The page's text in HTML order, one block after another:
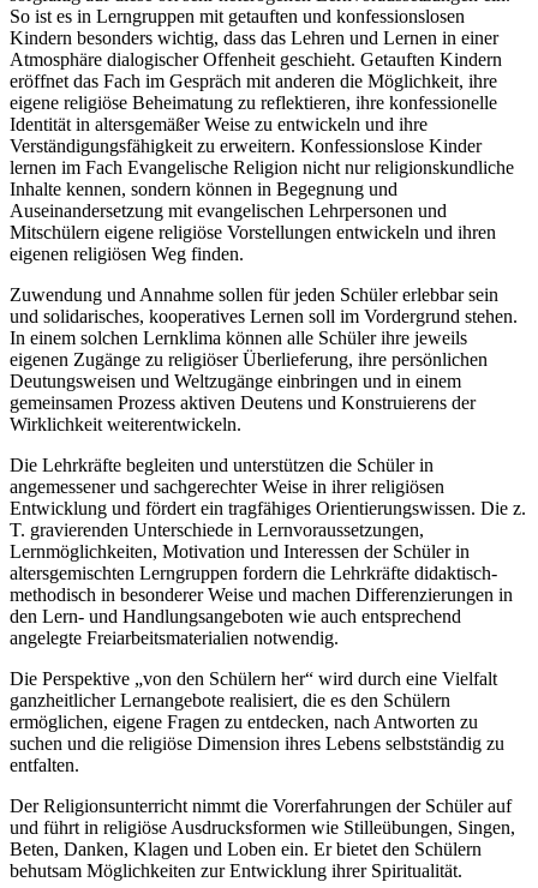
So ist es in Lerngruppen mit getauften und konfessionslosen
Kindern besonders wichtig, dass das Lehren und Lernen in einer
Atmosphäre dialogischer Offenheit geschieht. Getauften Kindern
eröffnet das Fach im Gespräch mit anderen die Möglichkeit, ihre
eigene religiöse Beheimatung zu reflektieren, ihre konfessionelle
Identität in altersgemäßer Weise zu entwickeln und ihre
Verständigungsfähigkeit zu erweitern. Konfessionslose Kinder
lernen im Fach Evangelische Religion nicht nur religionskundliche
Inhalte kennen, sondern können in Begegnung und
Auseinandersetzung mit evangelischen Lehrpersonen und
Mitschülern eigene religiöse Vorstellungen entwickeln und ihren
eigenen religiösen Weg finden.
Zuwendung und Annahme sollen für jeden Schüler erlebbar sein
und solidarisches, kooperatives Lernen soll im Vordergrund stehen.
In einem solchen Lernklima können alle Schüler ihre jeweils
eigenen Zugänge zu religiöser Überlieferung, ihre persönlichen
Deutungsweisen und Weltzugänge einbringen und in einem
gemeinsamen Prozess aktiven Deutens und Konstruierens der
Wirklichkeit weiterentwickeln.
Die Lehrkräfte begleiten und unterstützen die Schüler in
angemessener und sachgerechter Weise in ihrer religiösen
Entwicklung und fördert ein tragfähiges Orientierungswissen. Die z.
T. gravierenden Unterschiede in Lernvoraussetzungen,
Lernmöglichkeiten, Motivation und Interessen der Schüler in
altersgemischten Lerngruppen fordern die Lehrkräfte didaktisch-
methodisch in besonderer Weise und machen Differenzierungen in
den Lern- und Handlungsangeboten wie auch entsprechend
angelegte Freiarbeitsmaterialien notwendig.
Die Perspektive „von den Schülern her“ wird durch eine Vielfalt
ganzheitlicher Lernangebote realisiert, die es den Schülern
ermöglichen, eigene Fragen zu entdecken, nach Antworten zu
suchen und die religiöse Dimension ihres Lebens selbstständig zu
entfalten.
Der Religionsunterricht nimmt die Vorerfahrungen der Schüler auf
und führt in religiöse Ausdrucksformen wie Stilleübungen, Singen,
Beten, Danken, Klagen und Loben ein. Er bietet den Schülern
behutsam Möglichkeiten zur Entwicklung ihrer Spiritualität.